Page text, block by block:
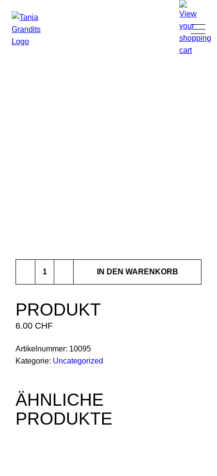
IN DEN WARENKORB
PRODUKT
6.00 CHF
Artikelnummer: 10095
Kategorie: Uncategorized
ÄHNLICHE
PRODUKTE